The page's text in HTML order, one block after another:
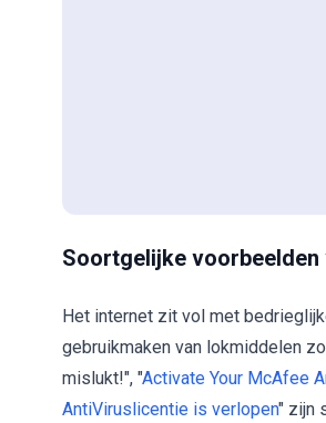
Soortgelijke
Het internet zit vol met
gebruikmaken van lokmiddelen
mislukt!", "Activate Your McAfee
AntiViruslicentie is verlopen" zijn